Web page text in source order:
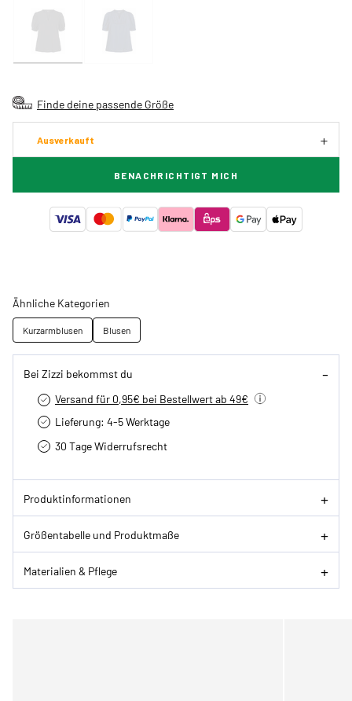
Finde deine passende Größe
Ausverkauft
BENACHRICHTIGT MICH
Ähnliche Kategorien
Kurzarmblusen Blusen
Bei Zizzi bekommst du
Versand für 0,95€ bei Bestellwert ab 49€
Lieferung: 4-5 Werktage
30 Tage Widerrufsrecht
Produktinformationen
Größentabelle und Produktmaße
Materialien & Pflege